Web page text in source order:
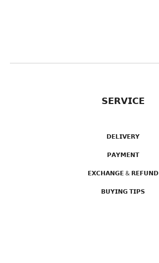
𝗦𝗘𝗥𝗩𝗜𝗖𝗘
𝗗𝗘𝗟𝗜𝗩𝗘𝗥𝗬
𝗣𝗔𝗬𝗠𝗘𝗡𝗧
𝗘𝗫𝗖𝗛𝗔𝗡𝗚𝗘 & 𝗥𝗘𝗙𝗨𝗡𝗗
𝗕𝗨𝗬𝗜𝗡𝗚 𝗧𝗜𝗣𝗦